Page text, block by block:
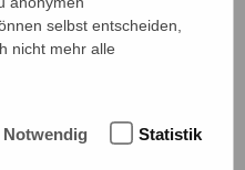
selbst entscheiden,
nicht mehr alle
Notwendig Statistik